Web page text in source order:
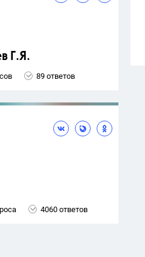
Г.Я.
89 ответов
4060 ответов